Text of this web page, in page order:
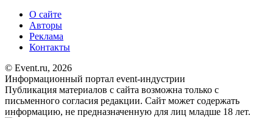
О сайте
Авторы
Реклама
Контакты
© Event.ru, 2026
Информационный портал event-индустрии
Публикация материалов с сайта возможна только с
письменного согласия редакции. Сайт может содержать
информацию, не предназначенную для лиц младше 18 лет.